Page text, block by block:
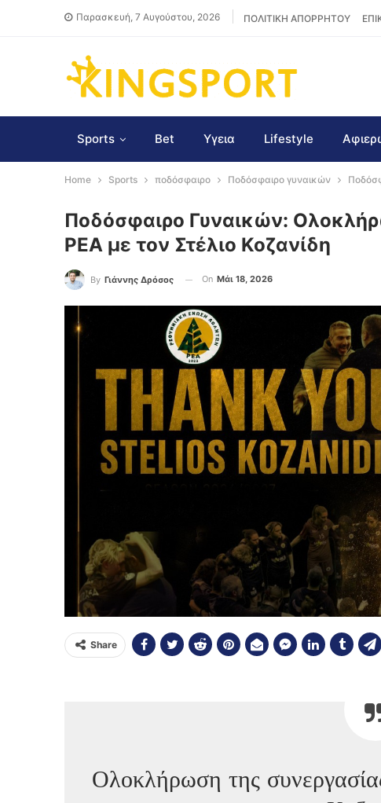
Παρασκευή, 7 Αυγούστου, 2026 ΠΟΛΙΤΙΚΗ ΑΠΟΡΡΗΤΟΥ
Sports Bet Υγεια Lifestyle
Home Sports ποδόσφαιρο Ποδόσφαιρο γυναικών
Ποδόσφαιρο Γυναικών:
ΡΕΑ με τον Στέλιο Κοζανίδη
By Γιάννης Δρόσος On Μάι 18, 2026
Share
Ολοκλήρωση της